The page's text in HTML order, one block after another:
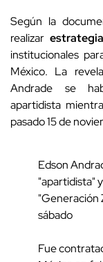
Según la
realizar
institucionales
México. La
Andrade se
apartidista
pasado 15 de
Edson
"apartidista"
"Generación
sábado
Fue